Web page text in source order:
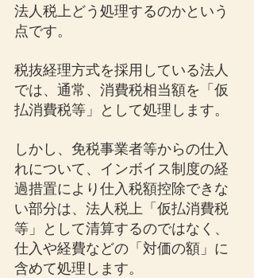
法人税上どう処理するのかという
点です。
税抜経理方式を採用している法人
では、通常、消費税相当額を「仮
払消費税等」として処理します。
しかし、免税事業者等からの仕入
れについて、インボイス制度の経
過措置により仕入税額控除できな
い部分は、法人税上「仮払消費税
等」として清算するのではなく、
仕入や経費などの「対価の額」に
含めて処理します。